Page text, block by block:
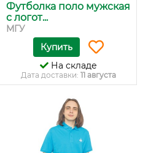
Футболка поло мужская
с логот...
МГУ
Купить
На складе
Дата доставки: 11 августа